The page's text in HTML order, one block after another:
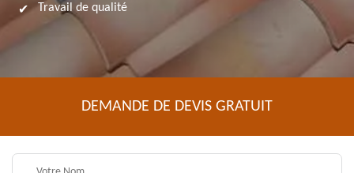
Travail de qualité
DEMANDE DE DEVIS GRATUIT